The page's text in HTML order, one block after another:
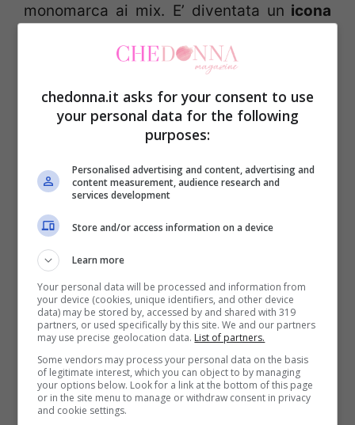
monomarca ai mix. E’ diventata un icona
grido…Ha scarpe, accessori e borse che
subito diventano unmust…Grazie a Carrie
per esempio leManolo Blahniksono
diventate le scarpe più sognate al mondo
dalle donne. Tutti gli stilisti hanno iniziato a
fare a gara per farle indossare i propri
abiti.
Insomma Carrie è diventata un modello da
seguire per tutte quelle ragazze che
seguono la moda e che come lei ogni volta
prima di prepararsi ad uscire esclamano la
frase “Un armadio pieno di vestiti e mai
niente da mettere
chedonna.it asks for your consent to use
your personal data for the following
purposes:
Personalised advertising and content, advertising and
content measurement, audience research and
services development
Store and/or access information on a device
Learn more
Your personal data will be processed and information from
your device (cookies, unique identifiers, and other device
data) may be stored by, accessed by and shared with 319
partners, or used specifically by this site. We and our partners
may use precise geolocation data. List of partners.
Some vendors may process your personal data on the basis
of legitimate interest, which you can object to by managing
your options below. Look for a link at the bottom of this page
or in the site menu to manage or withdraw consent in privacy
and cookie settings.